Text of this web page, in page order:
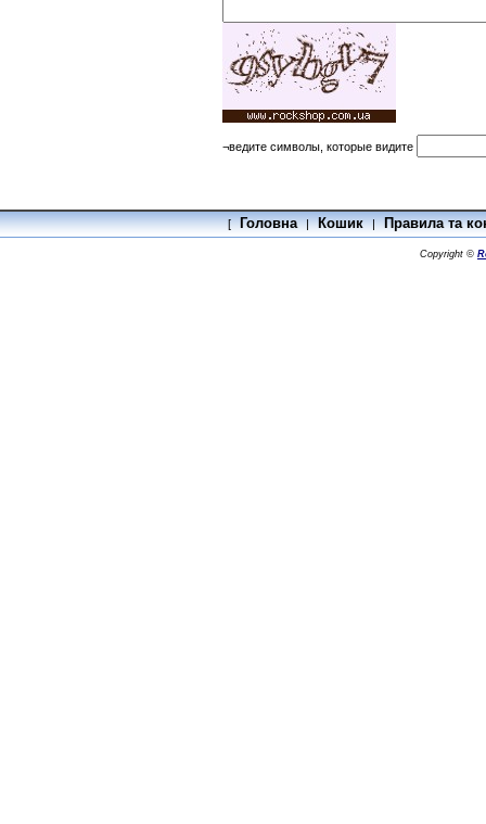
¬ведите символы, которые видите
[ Головна | Кошик | Правила та
Copyright ©